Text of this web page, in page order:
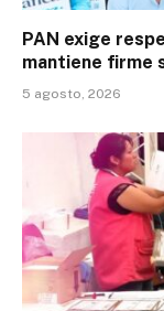
PAN exige
mantiene firme
5 agosto, 2026